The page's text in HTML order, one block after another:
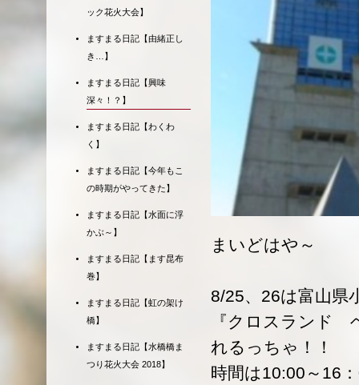
まいどはや～
8/25、26は富山県
『クロスランド
れるっちゃ！！
時間は10:00～16
ック花火大会】
ますまる日記【由緒正し
き…】
ますまる日記【興味
深々！？】
ますまる日記【わくわ
く】
ますまる日記【今年もこ
の時期がやってきた】
ますまる日記【水面に浮
かぶ～】
ますまる日記【ます昆布
巻】
ますまる日記【虹の架け
橋】
ますまる日記【水橋橋ま
つり花火大会 2018】